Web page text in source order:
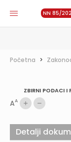
NN 85/
Početna >
ZBIRNI PODACI I
AA
Detalji